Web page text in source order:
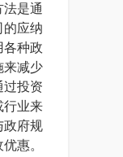
是通
的应纳
各种政
来减少
过投资
行业来
政府规
惠。